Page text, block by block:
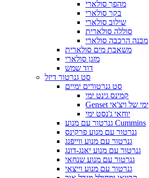
מהפך סולארי
בקר סולארי
שילוב סולארי
סוללה סולארית
מבנה הרכבה סולארי
משאבת מים סולארית
מזגן סולארי
דוד שמש
סט גנרטור דיזל
סט גנרטורים ימיים
קמינס גינט ימי
Genset ימי של ויצ'אי
יוחאי ג'נסט ימי
גנרטור עם מנוע Cummins
גנרטור עם מנוע פרקינס
גנרטור עם מנוע ווייפנג
גנרטור עם מנוע יאנג-דונג
גנרטור עם מנוע שנחאי
גנרטור עם מנוע וייצאי